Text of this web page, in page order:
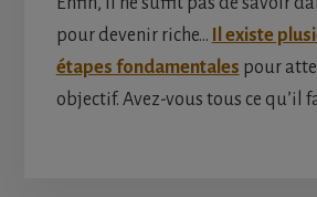
pour devenir riche…
Il existe
étapes fondamentales pour
objectif. Avez-vous tous ce qu’il